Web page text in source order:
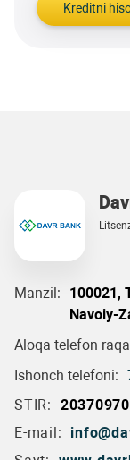
Kreditni
Manzil:
100021,
Navoiy-
Aloqa telefon
Ishonch telefoni:
STIR:
E-mail: